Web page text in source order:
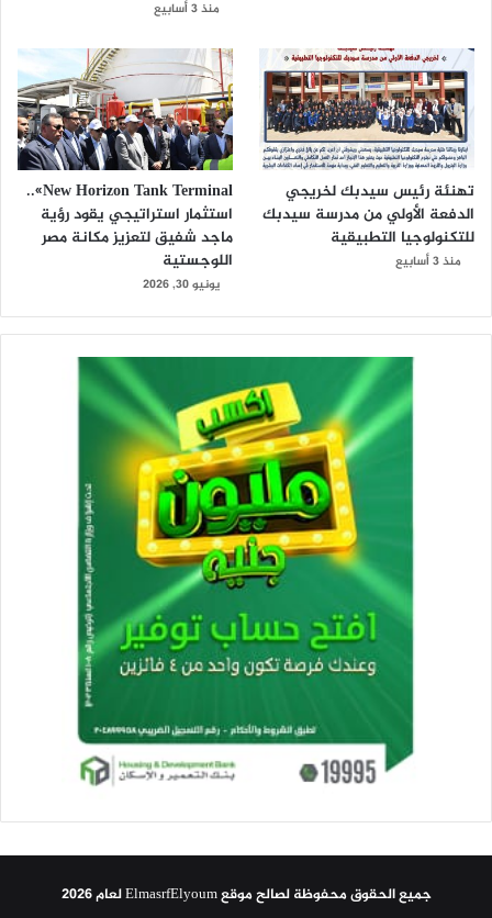
منذ 3 أسابيع
تهنئة رئيس سيدبك لخريجي
الدفعة الأولي من مدرسة سيدبك
للتكنولوجيا التطبيقية
منذ 3 أسابيع
New Horizon Tank Terminal»..
استثمار استراتيجي يقود رؤية
ماجد شفيق لتعزيز مكانة مصر
اللوجستية
يونيو 30, 2026
جميع الحقوق محفوظة لصالح موقع ElmasrfElyoum لعام 2026